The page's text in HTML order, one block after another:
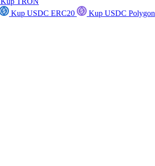
Kup USDC ERC20
Kup USDC Polygon